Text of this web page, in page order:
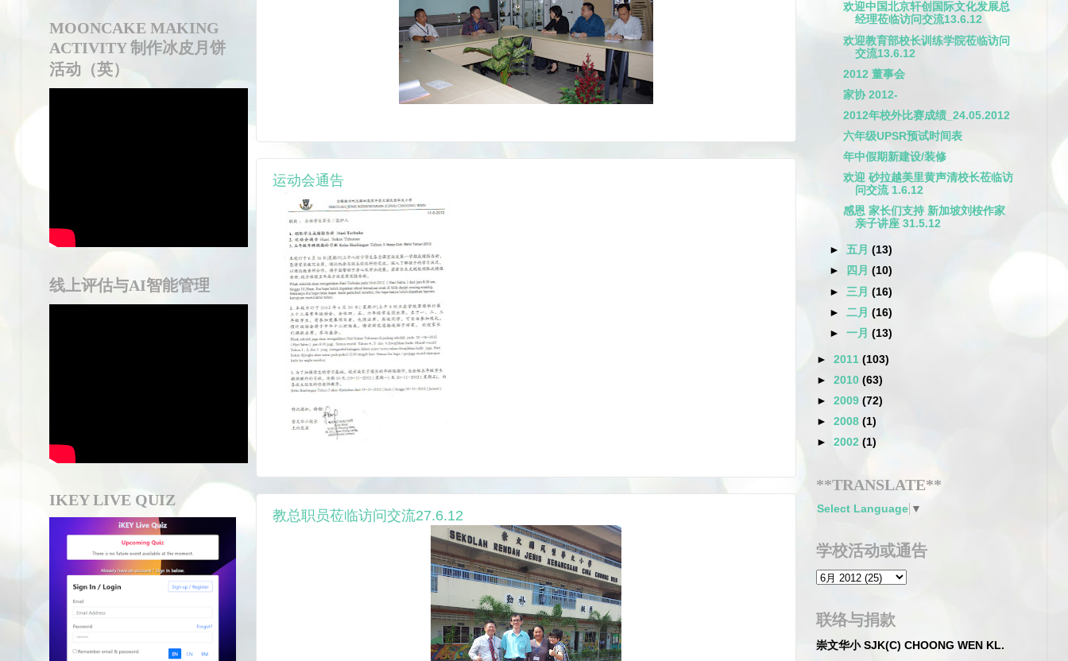
运动会通告
教总职员莅临访问交流27.6.12
MOONCAKE MAKING
ACTIVITY 制作冰皮月饼
活动（英）
线上评估与AI智能管理
IKEY LIVE QUIZ
欢迎中国北京轩创国际文化发展总
经理莅临访问交流13.6.12
欢迎教育部校长训练学院莅临访问
交流13.6.12
2012 董事会
家协 2012-
2012年校外比赛成绩_24.05.2012
六年级UPSR预试时间表
年中假期新建设/装修
欢迎 砂拉越美里黄声清校长莅临访
问交流 1.6.12
感恩 家长们支持 新加坡刘桉作家
亲子讲座 31.5.12
►五月(13)
►
四月(10)
► 三月(16)
►二月(16)
►一月(13)
► 2011 (103)
► 2010 (63)
► 2009 (72)
► 2008 (1)
► 2002 (1)
**TRANSLATE**
Select Language ▼
学校活动或通告
联络与捐款
崇文华小 SJK(C) CHOONG WEN KL.